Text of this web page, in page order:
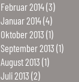
Februar2014(3)
Januar2014(4)
Oktober2013 (1)
September2013 (1)
August2013 (1)
Juli2013 (2)